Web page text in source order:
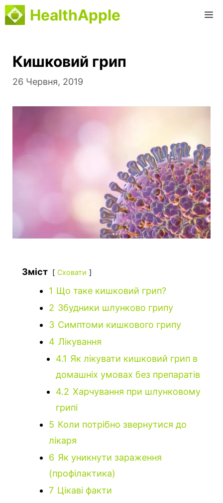
Перейти
до
HealthApple
Кишковий грип
26 Червня, 2019
Зміст Сховати
1 Що таке кишковий грип?
2 Збудники шлунково грипу
3 Симптоми кишкового грипу
4 Лікування
4.1 Як лікувати кишковий грип в
домашніх умовах без препаратів
4.2 Харчування при шлунковому
грипі
5 Коли потрібно звернутися до
лікаря
6 Як уникнути зараження
(профілактика)
7 Цікаві факти